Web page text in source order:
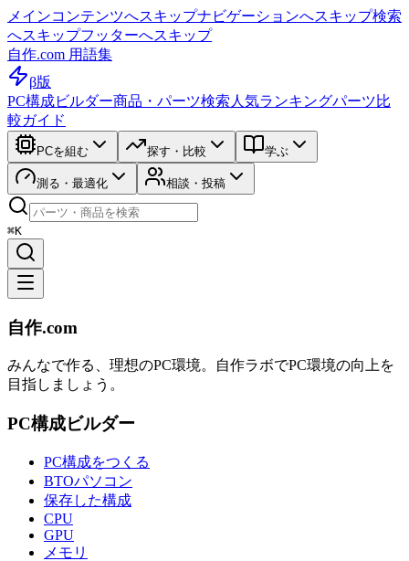
メインコンテンツへスキップナビゲーションへスキップ検索
へスキップフッターへスキップ
自作.com 用語集
β版
PC構成ビルダー商品・パーツ検索 人気ランキングパーツ比
較ガイド
PCを組む 探す・比較 学ぶ
測る・最適化 相談・投稿
⌘K
自作.com
みんなで作る、理想のPC環境。 自作ラボでPC環境の向上を
目指しましょう。
PC構成ビルダー
PC構成をつくる
BTOパソコン
保存した構成
CPU
GPU
メモリ